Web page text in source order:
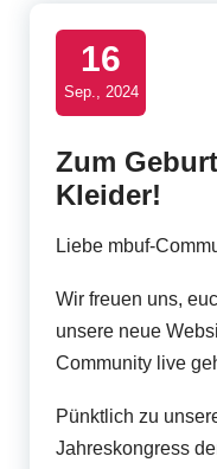
16
Sep., 2024
Zum
Kleider!
Liebe mbuf-
Wir freuen uns,
unsere neue
Community live
Pünktlich zu
Jahreskongress